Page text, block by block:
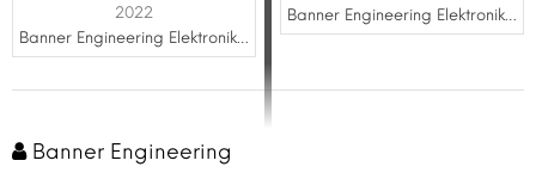
2022
Banner Engineering Elektronik San.Tic.Ltd.Şti
Banner Engineering Elektronik San.Tic.Ltd.Şti
Banner Engineering